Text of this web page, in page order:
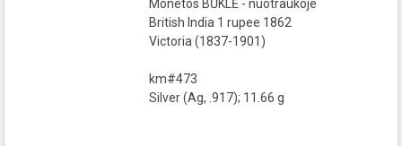
Monetos BŪKLĖ - nuotraukoje
British India 1 rupee 1862
Victoria (1837-1901)
km#473
Silver (Ag, .917); 11.66 g